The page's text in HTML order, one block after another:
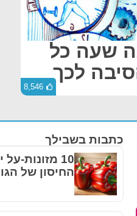
שעה כל
לכך
8,546
כתבות בשבילך
10 מזונות-
החיסון של